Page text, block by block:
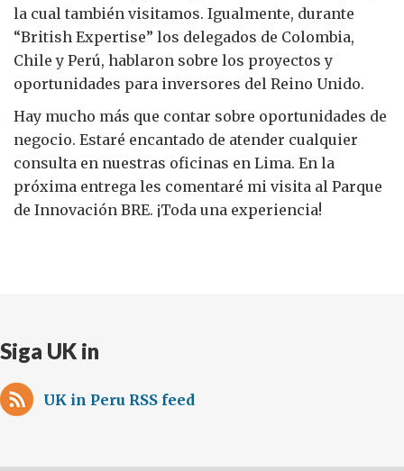
la cual también visitamos. Igualmente, durante
“British Expertise” los delegados de Colombia,
Chile y Perú, hablaron sobre los proyectos y
oportunidades para inversores del Reino Unido.
Hay mucho más que contar sobre oportunidades de
negocio. Estaré encantado de atender cualquier
consulta en nuestras oficinas en Lima. En la
próxima entrega les comentaré mi visita al Parque
de Innovación BRE. ¡Toda una experiencia!
Siga UK in
UK in Peru RSS feed